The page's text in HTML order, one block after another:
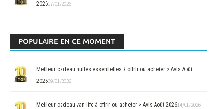
202617/01/2026
POPULAIRE EN CE MOMENT
Meilleur cadeau huiles essentielles à offrir ou acheter > Avis Août
202609/01/2026
Meilleur cadeau van life à offrir ou acheter > Avis Août 202614/01/2026